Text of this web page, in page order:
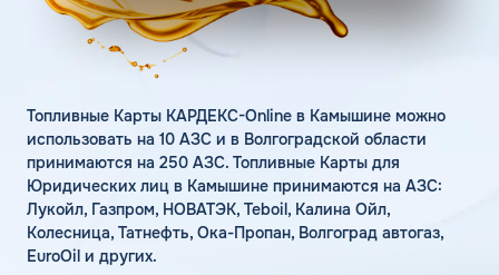
Топливные Карты КАРДЕКС-Online в Камышине можно
использовать на 10 АЗС и в Волгоградской области
принимаются на 250 АЗС. Топливные Карты для
Юридических лиц в Камышине принимаются на АЗС:
Лукойл, Газпром, НОВАТЭК, Teboil, Калина Ойл,
Колесница, Татнефть, Ока-Пропан, Волгоград автогаз,
EuroOil и других.